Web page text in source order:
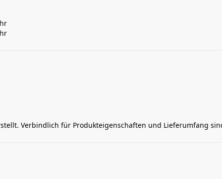
Verbindlich für Produkteigenschaften und Lieferumfang